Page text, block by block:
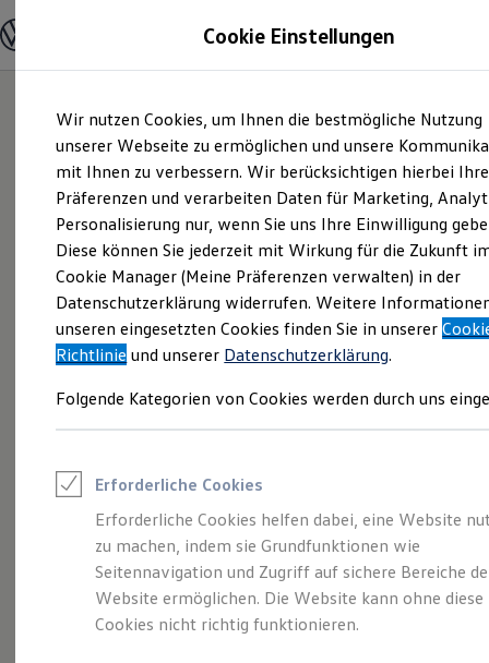
Hauptinhalt
springen
Footer
springen
Modelle und Konfigurator
Modelle vergleichen
Elektroautos
ENERGY Sondermodelle
Nutzfahrzeuge
SUV und CUV
Familienautos
Kombis
Kompaktwagen
Sportwagen
Schnell verfügbare Fahrzeuge
Angebote und Produkte
Aktuelle Angebote
E-Auto-Förderung
Volkswagen Marktplatz
Junge Gebrauchtwagen und Gebrauchtwagen
Saisonangebote
Leasing
Leasing-Angebote
Gebrauchtwagen Leasing
Junge Gebrauchtwagen-Leasing
Elektroauto Leasing
Kleinwagen-Leasing
Leasing ohne Anzahlung
Eleganzschön
großartig. Der Passat.
Cookie Einstellungen
Wir nutzen Cookies, um Ihnen die bestmögliche Nutzung
unserer Webseite zu ermöglichen und unsere
mit Ihnen zu verbessern. Wir berücksichtigen hierbei Ihre
Präferenzen und verarbeiten Daten für Marketing,
Personalisierung nur, wenn Sie uns Ihre Einwilligung
Diese können Sie jederzeit mit Wirkung für die Zukunft
Cookie Manager (Meine Präferenzen verwalten) in der
Datenschutzerklärung widerrufen. Weitere
unseren eingesetzten Cookies finden Sie in unserer
Richtlinie und unserer Datenschutzerklärung.
Folgende Kategorien von Cookies werden durch uns
Erforderliche Cookies
Erforderliche Cookies helfen dabei, eine Website
zu machen, indem sie Grundfunktionen wie
Seitennavigation und Zugriff auf sichere Bereiche
Website ermöglichen. Die Website kann ohne diese
Cookies nicht richtig funktionieren.